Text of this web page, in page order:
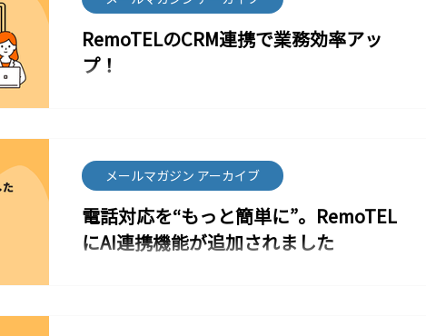
字で確認でき、聞き直しの時間を削減 キーワード検索
で過去の対応をすぐに発見 FAQ作成、営業トーク改
善、商品開発へのフィードバック CRM/社内共有資料へ
の二次利用 「聞く電話」から「活かす電話」へ。日々
こで注目されているのが、クラウドPBXを活用した電
話システムです。 今回は、RemoTEL（リモテル）が
提供するクラウドPBXの特長とハイブリッドワーク環
境との相性についてご紹介します。 ハイブリッド勤務
号で発着信可能 場所に縛られない柔軟な電話対応 履
歴、管理機能で情報の一元化 IVR（自動音声応答）機能
で効率UP ハイブリッドワークに最適な電話環境を 働き
方が多様化した今、電話対応の仕組みを変えることは
業務効率化と生産性向上につながる一歩です。
RemoTELのCRM連携で業務効率アッ
プ！
RemoTELの着信と同時に、CRMに登録された顧客情
報がポップアップ（PCソフトフォン向けの機能）。 対
応前に過去履歴を把握でき、スムーズな応対が可能に
なります。 CRM画面からワンクリックで発信 CRMに登
録された電話番号をクリックするだけで発信できま
電話対応を“もっと簡単に”。RemoTEL
にAI連携機能が追加されました
メールマガジン アーカイブ